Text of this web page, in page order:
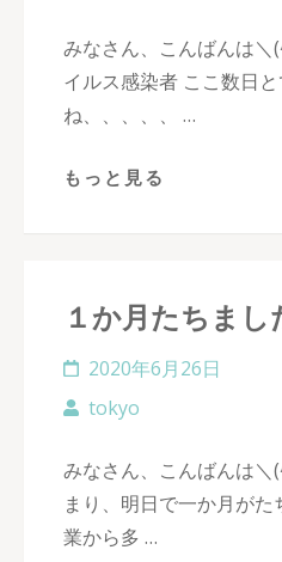
みなさん、こんばんは
イルス感染者 ここ数日
ね、、、、、 …
もっと見る
１か月たちまし
2020年6月26日
tokyo
みなさん、こんばんは
まり、明日で一か月が
業から多 …